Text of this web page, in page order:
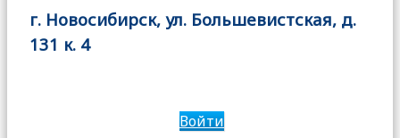
г. Новосибирск, ул. Большевистская, д.
131 к. 4
Войти